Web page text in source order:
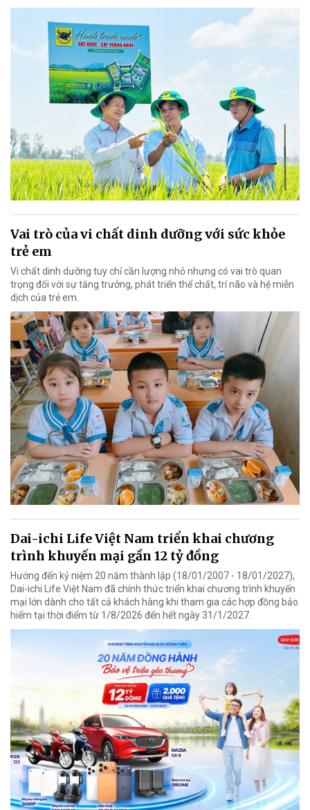
Vai trò của vi chất dinh dưỡng với sức khỏe
trẻ em
Vi chất dinh dưỡng tuy chỉ cần lượng nhỏ nhưng có vai trò quan
trọng đối với sự tăng trưởng, phát triển thể chất, trí não và hệ miễn
dịch của trẻ em.
Dai-ichi Life Việt Nam triển khai chương
trình khuyến mại gần 12 tỷ đồng
Hướng đến kỷ niệm 20 năm thành lập (18/01/2007 - 18/01/2027),
Dai-ichi Life Việt Nam đã chính thức triển khai chương trình khuyến
mại lớn dành cho tất cả khách hàng khi tham gia các hợp đồng bảo
hiểm tại thời điểm từ 1/8/2026 đến hết ngày 31/1/2027.